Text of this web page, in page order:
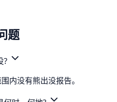
题
?
内没有熊出没报告。